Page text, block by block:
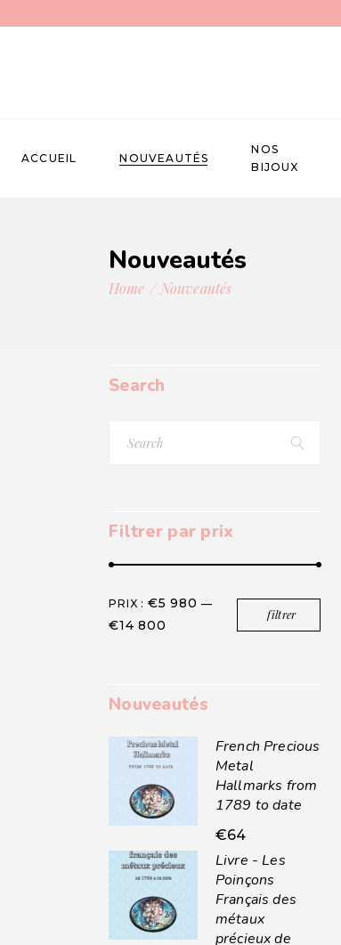
ACCUEIL NOUVEAUTÉS
NOS
BIJOUX
Nouveautés
Home Nouveautés
Search
for:
Filtrer par prix
min
max
filtrer
PRIX : €5 980 —
€14 800
Nouveautés
French Precious
Metal
Hallmarks from
1789 to date
€64
Livre - Les
Poinçons
Français des
métaux
précieux de